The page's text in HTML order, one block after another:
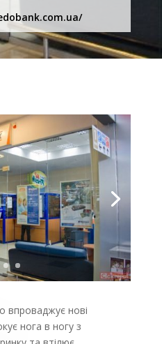
нові
нога в ногу з